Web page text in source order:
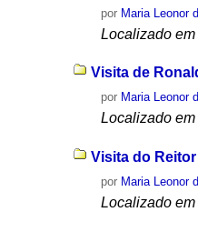
por Maria Leonor
Localizado em
Visita de
por Maria Leonor
Localizado em
Visita do Reitor
por Maria Leonor
Localizado em